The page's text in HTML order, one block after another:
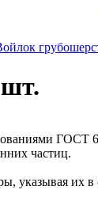
частиц.
указывая их